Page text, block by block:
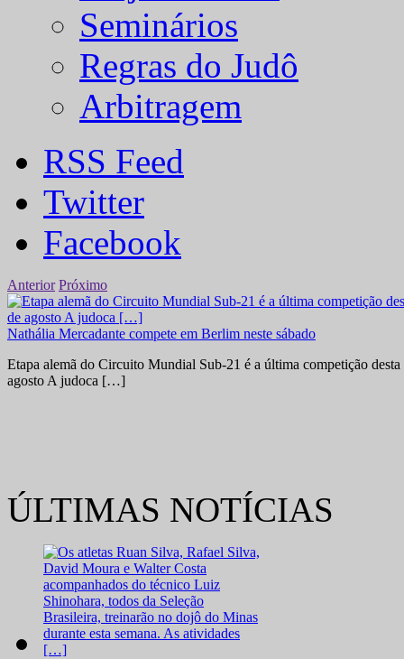
Seminários
Regras do Judô
Arbitragem
RSS Feed
Twitter
Facebook
Anterior Próximo
Nathália Mercadante compete em Berlim neste sábado
Etapa alemã do Circuito Mundial Sub-21 é a última competição
agosto A judoca […]
ÚLTIMAS NOTÍCIAS